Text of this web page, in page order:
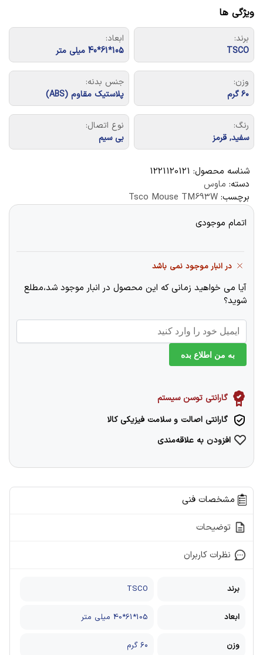
ویژگی ها
برند:
TSCO
ابعاد:
105*61*40 میلی متر
وزن:
۶۰ گرم
جنس بدنه:
پلاستیک مقاوم (ABS)
رنگ:
سفید, قرمز
نوع اتصال:
بی سیم
شناسه محصول: 1221120121
دسته: ماوس
برچسب: Tsco Mouse TM693W
اتمام موجودی
در انبار موجود نمی باشد
آیا می خواهید زمانی که این محصول در انبار موجود شد،مطلع
شوید؟
به من اطلاع بده
گارانتی توسن سیستم
گارانتی اصالت و سلامت فیزیکی کالا
افزودن به علاقه‌مندی
مشخصات فنی
توضیحات
نظرات کاربران
برند TSCO
ابعاد 105*61*40 میلی متر
وزن ۶۰ گرم